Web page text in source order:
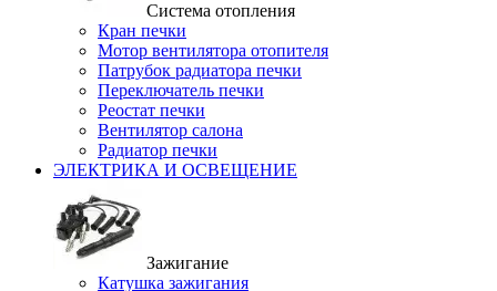
Система отопления
Кран печки
Мотор вентилятора отопителя
Патрубок радиатора печки
Переключатель печки
Реостат печки
Вентилятор салона
Радиатор печки
ЭЛЕКТРИКА И ОСВЕЩЕНИЕ
Зажигание
Катушка зажигания